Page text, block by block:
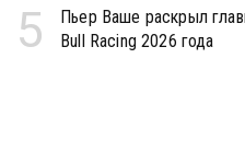
5
Пьер Ваше раскрыл
Bull Racing 2026 года